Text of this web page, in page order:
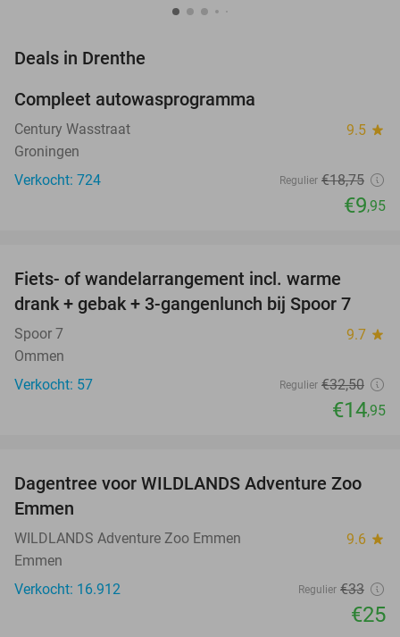
Deals in Drenthe
Compleet autowasprogramma
Century Wasstraat 9.5 star
Groningen
Verkocht: 724
Regulier €18,75
€9,95
TODAY
Fiets- of wandelarrangement incl. warme
drank + gebak + 3-gangenlunch bij Spoor 7
Spoor 7 9.7 star
Ommen
Verkocht: 57
Regulier €32,50
€14,95
24%
Dagentree voor WILDLANDS Adventure Zoo
Emmen
WILDLANDS Adventure Zoo Emmen 9.6 star
Emmen
Verkocht: 16.912
Regulier €33
€25